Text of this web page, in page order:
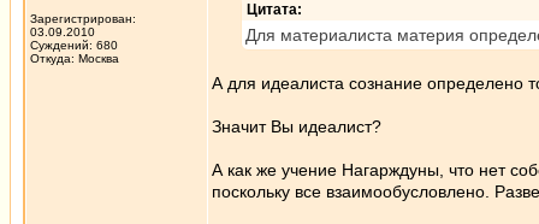
Зарегистрирован:
03.09.2010
Суждений: 680
Откуда: Москва
Цитата:
Для материалиста материя
А для идеалиста сознание определено
Значит Вы идеалист?
А как же учение Нагарждуны, что нет
поскольку все взаимообусловлено.